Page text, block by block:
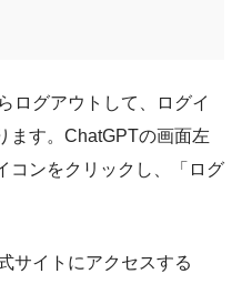
ログアウトして、ログイ
ます。ChatGPTの画面左
コンをクリックし、「ログ
サイトにアクセスする